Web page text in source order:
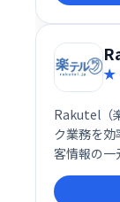
Rakutel（
ク業務を効
客情報の一
顧客満足
ます。